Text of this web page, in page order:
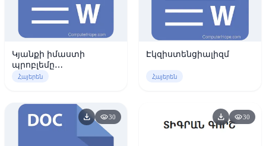
Կյանքի իմաստի
պրոբլեմը
փիլիսոփայության մեջ
Հայերեն
Էկզիստենցիալիզմ
Հայերեն
download visibility30 download visibility30